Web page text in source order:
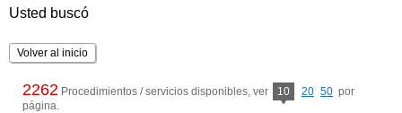
Usted buscó
Volver al inicio
2262 Procedimientos / servicios disponibles, ver 10 20 50 por
página.